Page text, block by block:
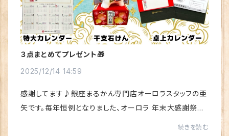
３点まとめてプレゼント🎁
2025/12/14 14:59
感謝してます♪銀座まるかん専門店オーロラスタッフの亜
矢です。毎年恒例となりました、オーロラ 年末大感謝祭の
続きを読む